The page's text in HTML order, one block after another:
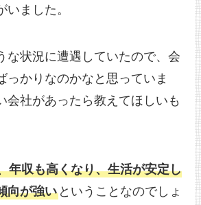
いました。
な状況に遭遇していたので、会
っかりなのかなと思っていま
会社があったら教えてほしいも
年収も高くなり、生活が安定し
向が強い ということなのでしょ